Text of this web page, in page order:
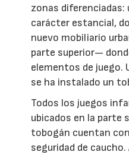
zonas
carácter estancial,
nuevo mobiliario
parte superior—
elementos de juego.
se ha instalado un
Todos los juegos
ubicados en la parte
tobogán cuentan
seguridad de